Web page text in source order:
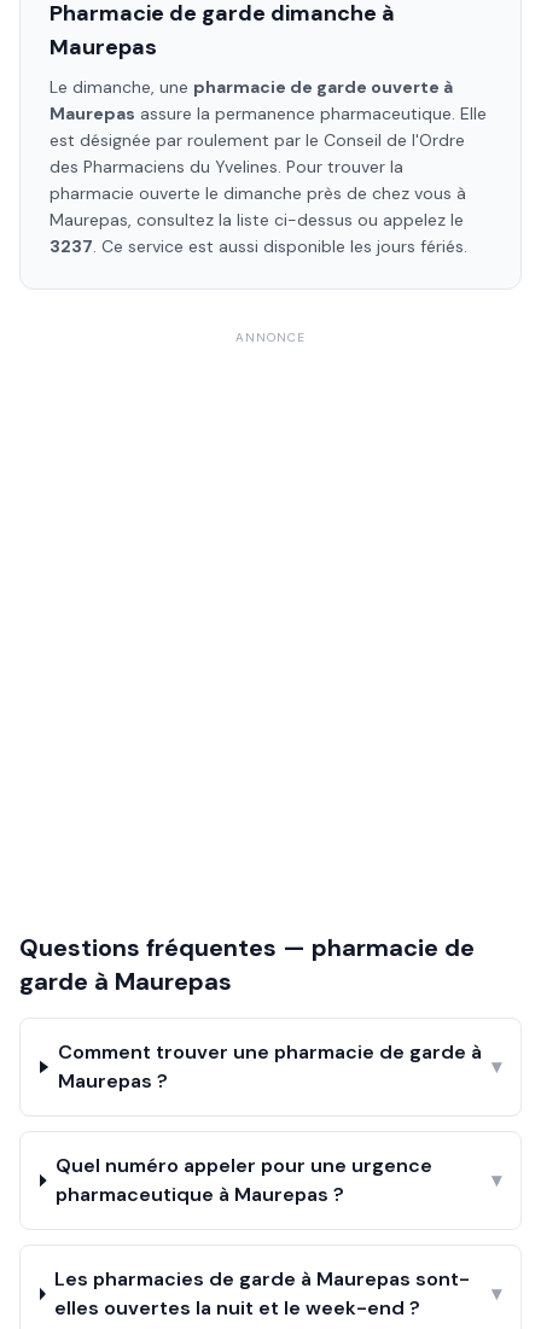
Pharmacie de garde dimanche à
Maurepas
Le dimanche, une pharmacie de garde ouverte à
Maurepas assure la permanence pharmaceutique. Elle
est désignée par roulement par le Conseil de l'Ordre
des Pharmaciens du Yvelines. Pour trouver la
pharmacie ouverte le dimanche près de chez vous à
Maurepas, consultez la liste ci-dessus ou appelez le
3237. Ce service est aussi disponible les jours fériés.
ANNONCE
Questions fréquentes — pharmacie de
garde à Maurepas
Comment trouver une pharmacie de garde à
Maurepas ?
▾
Quel numéro appeler pour une urgence
pharmaceutique à Maurepas ?
▾
Les pharmacies de garde à Maurepas sont-
elles ouvertes la nuit et le week-end ?
▾